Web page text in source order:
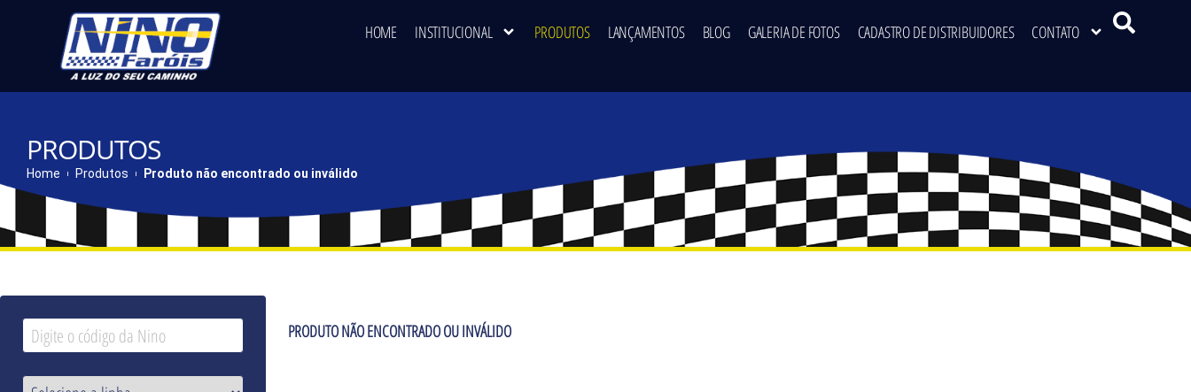
HOME INSTITUCIONAL PRODUTOS LANÇAMENTOS BLOG GALERIA DE FOTOS CADASTRO DE DISTRIBUIDORES CONTATO
PRODUTOS
Home Produtos Produto não encontrado ou inválido
PRODUTO NÃO ENCONTRADO OU INVÁLIDO